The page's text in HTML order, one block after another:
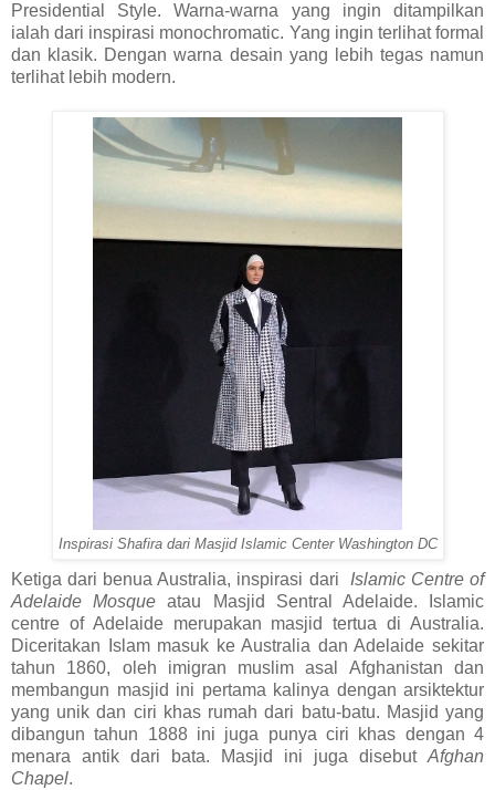
Presidential Style. Warna-warna yang ingin ditampilkan
ialah dari inspirasi monochromatic. Yang ingin terlihat formal
dan klasik. Dengan warna desain yang lebih tegas namun
terlihat lebih modern.
Inspirasi Shafira dari Masjid Islamic Center Washington DC
Ketiga dari benua Australia, inspirasi dari Islamic Centre of
Adelaide Mosque atau Masjid Sentral Adelaide. Islamic
centre of Adelaide merupakan masjid tertua di Australia.
Diceritakan Islam masuk ke Australia dan Adelaide sekitar
tahun 1860, oleh imigran muslim asal Afghanistan dan
membangun masjid ini pertama kalinya dengan arsiktektur
yang unik dan ciri khas rumah dari batu-batu. Masjid yang
dibangun tahun 1888 ini juga punya ciri khas dengan 4
menara antik dari bata. Masjid ini juga disebut Afghan
Chapel.